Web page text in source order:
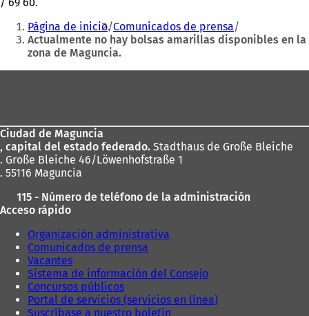
/ 69 60.
Estás
aquí:
Página de inicio Comunicados de prensa
Actualmente no hay bolsas amarillas disponibles en la
zona de Maguncia.
pies
Ciudad de Maguncia
, capital del estado federado. Stadthaus de Große Bleiche
. Große Bleiche 46/Löwenhofstraße 1
. 55116 Maguncia
115 - Número de teléfono de la administración
Acceso rápido
Organización administrativa
Comunicados de prensa
Vacantes
Sistema de información del Consejo
Concursos públicos
Portal de servicios (servicios en línea)
Suscríbase a nuestro boletín